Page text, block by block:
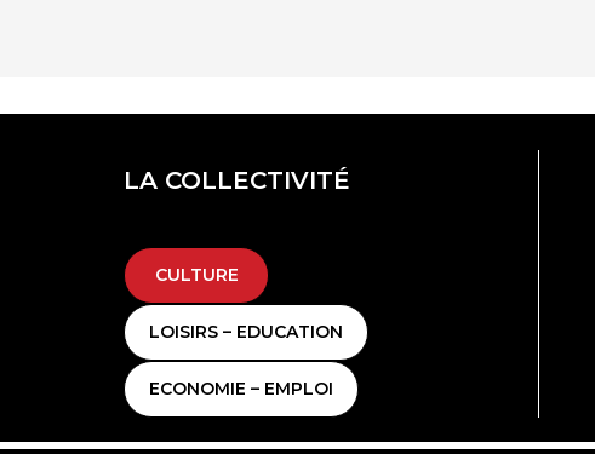
LA COLLECTIVITÉ
Filtrer par
type de
partenaire
CULTURE
LOISIRS – EDUCATION
ECONOMIE – EMPLOI